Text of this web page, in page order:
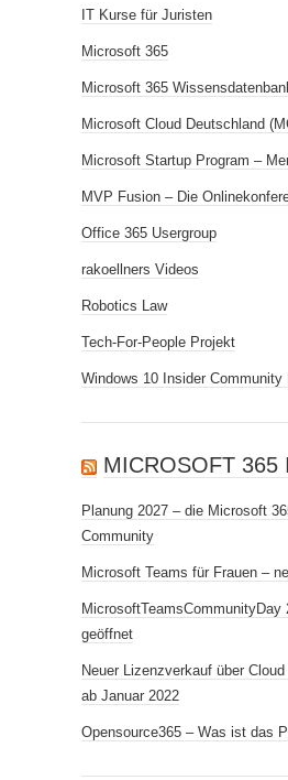
IT Kurse für Juristen
Microsoft 365
Microsoft 365
Microsoft Cloud Deutschland
Microsoft Startup Program –
MVP Fusion – Die
Office 365 Usergroup
rakoellners Videos
Robotics Law
Tech-For-People Projekt
Windows 10 Insider Community
MICROSOFT 365
Planung 2027 – die Microsoft
Community
Microsoft Teams für Frauen –
MicrosoftTeamsCommunityDay
geöffnet
Neuer Lizenzverkauf über
ab Januar 2022
Opensource365 – Was ist das